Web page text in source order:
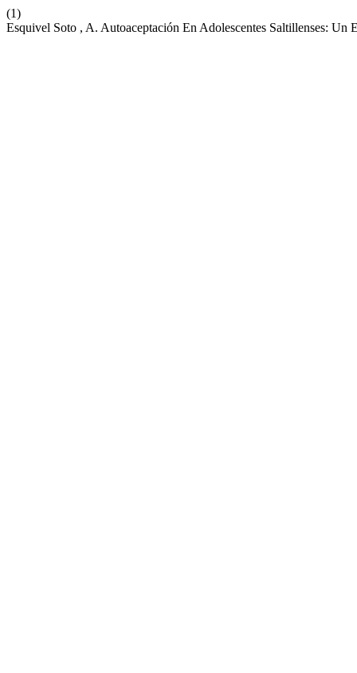
(1)
Esquivel Soto , A. Autoaceptación En Adolescentes Saltillenses: